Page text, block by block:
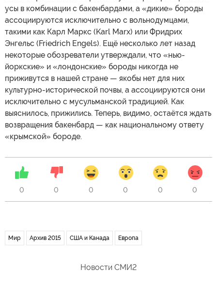
усы в комбинации с бакенбардами, а «дикие» бороды
ассоциируются исключительно с вольнодумцами,
такими как Карл Маркс (Karl Marx) или Фридрих
Энгельс (Friedrich Engels). Ещё несколько лет назад
некоторые обозреватели утверждали, что «нью-
йоркские» и «лондонские» бороды никогда не
приживутся в нашей стране — якобы нет для них
культурно-исторической почвы, а ассоциируются они
исключительно с мусульманской традицией. Как
выяснилось, прижились. Теперь, видимо, остаётся ждать
возвращения бакенбард — как национальному ответу
«крымской» бороде.
0 0 0 0 0 0
Мир Архив 2015 США и Канада Европа
Новости СМИ2